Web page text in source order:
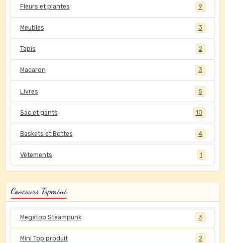
Fleurs et plantes 9
Meubles 3
Tapis 2
Macaron 3
Livres 5
Sac et gants 10
Baskets et Bottes 4
Vêtements 1
Concours Topmini
Megatop Steampunk 3
Mini Top produit 2